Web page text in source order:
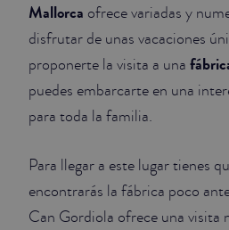
Mallorca ofrece variadas y
disfrutar de unas vacaciones
proponerte la visita a una
puedes embarcarte en una
para toda la familia.
Para llegar a este lugar tienes
encontrarás la fábrica poco
Can Gordiola ofrece una visita
DOBLE WHITE
DOBLE INN CATEDRAL
SUPERIOR
JUNIOR SUITES
SUITE